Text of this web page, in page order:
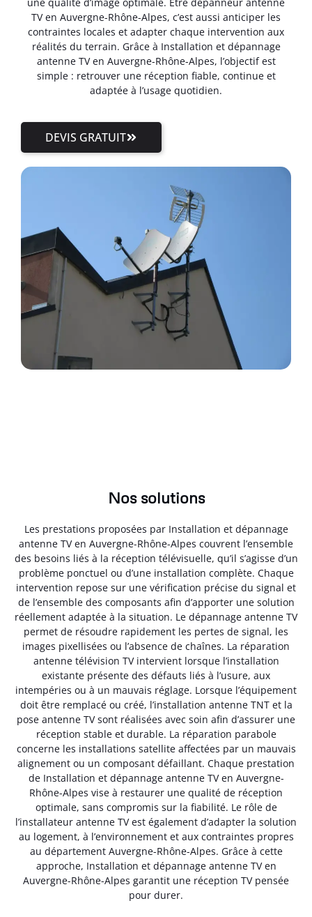
une qualité d’image optimale. Être depanneur antenne
TV en Auvergne-Rhône-Alpes, c’est aussi anticiper les
contraintes locales et adapter chaque intervention aux
réalités du terrain. Grâce à Installation et dépannage
antenne TV en Auvergne-Rhône-Alpes, l’objectif est
simple : retrouver une réception fiable, continue et
adaptée à l’usage quotidien.
DEVIS GRATUIT
Nos solutions
Les prestations proposées par Installation et dépannage
antenne TV en Auvergne-Rhône-Alpes couvrent l’ensemble
des besoins liés à la réception télévisuelle, qu’il s’agisse d’un
problème ponctuel ou d’une installation complète. Chaque
intervention repose sur une vérification précise du signal et
de l’ensemble des composants afin d’apporter une solution
réellement adaptée à la situation. Le dépannage antenne TV
permet de résoudre rapidement les pertes de signal, les
images pixellisées ou l’absence de chaînes. La réparation
antenne télévision TV intervient lorsque l’installation
existante présente des défauts liés à l’usure, aux
intempéries ou à un mauvais réglage. Lorsque l’équipement
doit être remplacé ou créé, l’installation antenne TNT et la
pose antenne TV sont réalisées avec soin afin d’assurer une
réception stable et durable. La réparation parabole
concerne les installations satellite affectées par un mauvais
alignement ou un composant défaillant. Chaque prestation
de Installation et dépannage antenne TV en Auvergne-
Rhône-Alpes vise à restaurer une qualité de réception
optimale, sans compromis sur la fiabilité. Le rôle de
l’installateur antenne TV est également d’adapter la solution
au logement, à l’environnement et aux contraintes propres
au département Auvergne-Rhône-Alpes. Grâce à cette
approche, Installation et dépannage antenne TV en
Auvergne-Rhône-Alpes garantit une réception TV pensée
pour durer.